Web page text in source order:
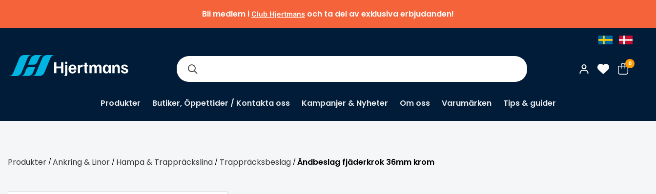
Bli medlem i Club Hjertmans och ta del av exklusiva erbjudanden!
0
Produkter Butiker, Öppettider / Kontakta oss Kampanjer & Nyheter Om oss Varumärken Tips & guider
Produkter / Ankring & Linor / Hampa & Trappräckslina / Trappräcksbeslag / Ändbeslag fjäderkrok 36mm krom